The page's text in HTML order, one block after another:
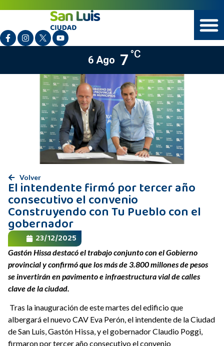
6 Ago 7 °C
Volver
El intendente firmó por tercer año
consecutivo el convenio
Construyendo con Tu Pueblo con el
gobernador
23/12/2025
Gastón Hissa destacó el trabajo conjunto con el Gobierno
provincial y confirmó que los más de 3.800 millones de pesos
se invertirán en pavimento e infraestructura vial de calles
clave de la ciudad.
Tras la inauguración de este martes del edificio que
albergará el nuevo CAV Eva Perón, el intendente de la Ciudad
de San Luis, Gastón Hissa, y el gobernador Claudio Poggi,
firmaron por tercer año consecutivo el convenio